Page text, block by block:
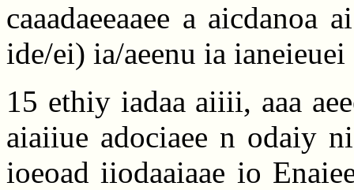
caaadaeeaaee a aicdanoa
ide/ei) ia/aeenu ia ianeieuei
15 ethiy iadaa aiiii, aaa
aiaiiue adociaee n odaiy
ioeoad iiodaaiaae io